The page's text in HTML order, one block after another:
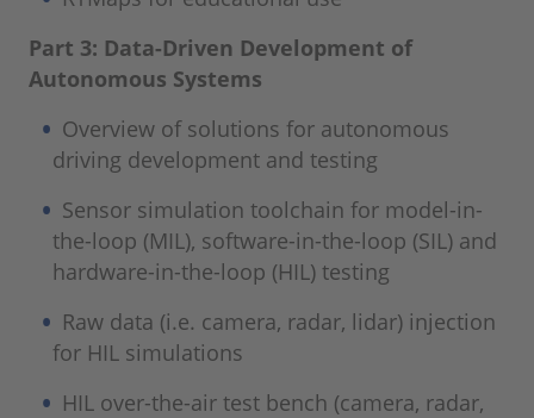
Part 3: Data-Driven Development of
Autonomous Systems
Overview of solutions for autonomous
driving development and testing
Sensor simulation toolchain for model-in-
the-loop (MIL), software-in-the-loop (SIL) and
hardware-in-the-loop (HIL) testing
Raw data (i.e. camera, radar, lidar) injection
for HIL simulations
HIL over-the-air test bench (camera, radar,